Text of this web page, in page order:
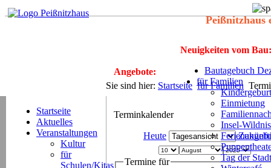
Peißnitzhaus
Neuigkeiten vom Bau:
Bautagebuch
für Familien
Einmietung
Insel-
Tag der
Angebote:
Sie sind hier: Startseite für Familien
Startseite
Aktuelles
Veranstaltungen
Kultur
für
Schulen/Kitas
Terminkalender
Heute
Termine für